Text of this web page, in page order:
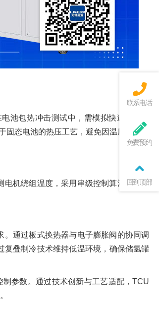
池包热冲击测试中，需模拟快速温变，
态电池的热压工艺，避免因温度波动导
机绕组温度，采用串级控制算法调节冷
通过板式换热器与电子膨胀阀的协同调
叠制冷技术维持低温环境，确保储氢罐
参数。通过技术创新与工艺适配，TCU
联系电话
免费预约
回到顶部